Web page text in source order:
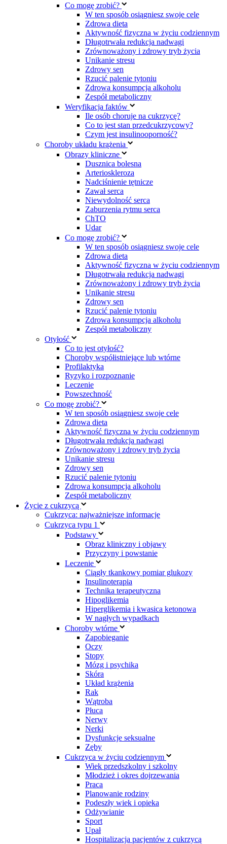
Co mogę zrobić?
W ten sposób osiągniesz swoje cele
Zdrowa dieta
Aktywność fizyczna w życiu codziennym
Długotrwała redukcja nadwagi
Zrównoważony i zdrowy tryb życia
Unikanie stresu
Zdrowy sen
Rzucić palenie tytoniu
Zdrowa konsumpcja alkoholu
Zespół metaboliczny
Weryfikacja faktów
Ile osób choruje na cukrzycę?
Co to jest stan przedcukrzycowy?
Czym jest insulinooporność?
Choroby układu krążenia
Obrazy kliniczne
Dusznica bolesna
Arterioskleroza
Nadciśnienie tętnicze
Zawał serca
Niewydolność serca
Zaburzenia rytmu serca
ChTO
Udar
Co mogę zrobić?
W ten sposób osiągniesz swoje cele
Zdrowa dieta
Aktywność fizyczna w życiu codziennym
Długotrwała redukcja nadwagi
Zrównoważony i zdrowy tryb życia
Unikanie stresu
Zdrowy sen
Rzucić palenie tytoniu
Zdrowa konsumpcja alkoholu
Zespół metaboliczny
Otyłość
Co to jest otyłość?
Choroby współistniejące lub wtórne
Profilaktyka
Ryzyko i rozpoznanie
Leczenie
Powszechność
Co mogę zrobić?
W ten sposób osiągniesz swoje cele
Zdrowa dieta
Aktywność fizyczna w życiu codziennym
Długotrwała redukcja nadwagi
Zrównoważony i zdrowy tryb życia
Unikanie stresu
Zdrowy sen
Rzucić palenie tytoniu
Zdrowa konsumpcja alkoholu
Zespół metaboliczny
Życie z cukrzycą
Cukrzyca: najważniejsze informacje
Cukrzyca typu 1
Podstawy
Obraz kliniczny i objawy
Przyczyny i powstanie
Leczenie
Ciągły tkankowy pomiar glukozy
Insulinoterapia
Technika terapeutyczna
Hipoglikemia
Hiperglikemia i kwasica ketonowa
W nagłych wypadkach
Choroby wtórne
Zapobieganie
Oczy
Stopy
Mózg i psychika
Skóra
Układ krążenia
Rak
Wątroba
Płuca
Nerwy
Nerki
Dysfunkcje seksualne
Zęby
Cukrzyca w życiu codziennym
Wiek przedszkolny i szkolny
Młodzież i okres dojrzewania
Praca
Planowanie rodziny
Podeszły wiek i opieka
Odżywianie
Sport
Upał
Hospitalizacja pacjentów z cukrzycą